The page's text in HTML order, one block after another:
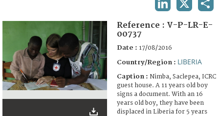
FAQ
Reference : V-P-LR-E-
00737
Date : 17/08/2016
Country/Region : LIBERIA
Caption : Nimba, Saclepea, ICRC
guest house. A 11 years old boy
signs a document. With an 16
years old boy, they have been
displaced in Liberia for 5 years